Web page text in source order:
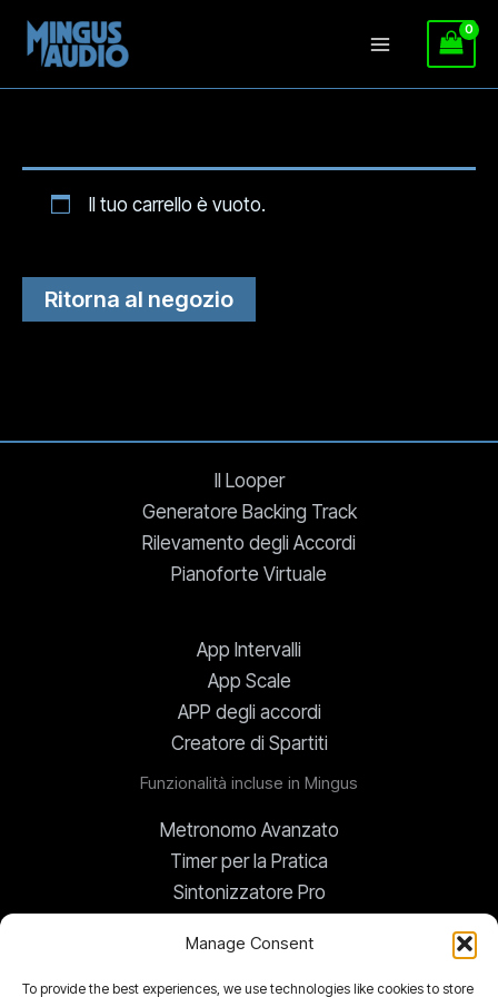
Manage Consent
To provide the best experiences, we use technologies like cookies to store
contenuto
Il tuo carrello è vuoto.
Ritorna al negozio
Il Looper
Generatore Backing Track
Rilevamento degli Accordi
Pianoforte Virtuale
App Intervalli
App Scale
APP degli accordi
Creatore di Spartiti
Funzionalità incluse in Mingus
Metronomo Avanzato
Timer per la Pratica
Sintonizzatore Pro